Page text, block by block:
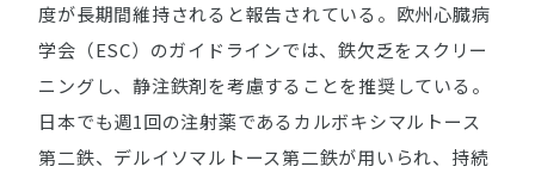
度が長期間維持されると報告されている。欧州心臓病
学会（ESC）のガイドラインでは、鉄欠乏をスクリー
ニングし、静注鉄剤を考慮することを推奨している。
日本でも週1回の注射薬であるカルボキシマルトース
第二鉄、デルイソマルトース第二鉄が用いられ、持続